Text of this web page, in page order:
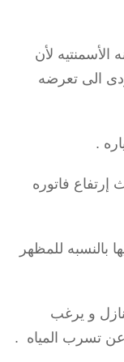
لأن
الى تعرضه
.
فاتوره
للمظهر
و يرغب
عن تسرب المياه .